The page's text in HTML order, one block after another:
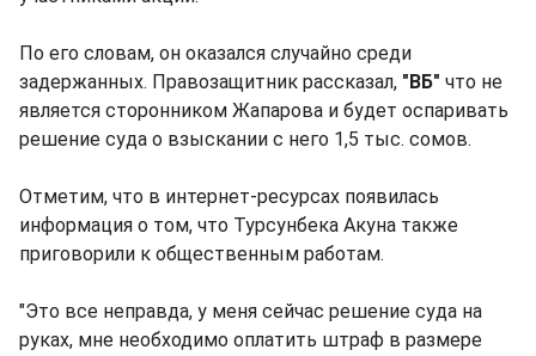
По его словам, он оказался случайно среди
задержанных. Правозащитник рассказал, "ВБ" что не
является сторонником Жапарова и будет оспаривать
решение суда о взыскании с него 1,5 тыс. сомов.
Отметим, что в интернет-ресурсах появилась
информация о том, что Турсунбека Акуна также
приговорили к общественным работам.
"Это все неправда, у меня сейчас решение суда на
руках, мне необходимо оплатить штраф в размере